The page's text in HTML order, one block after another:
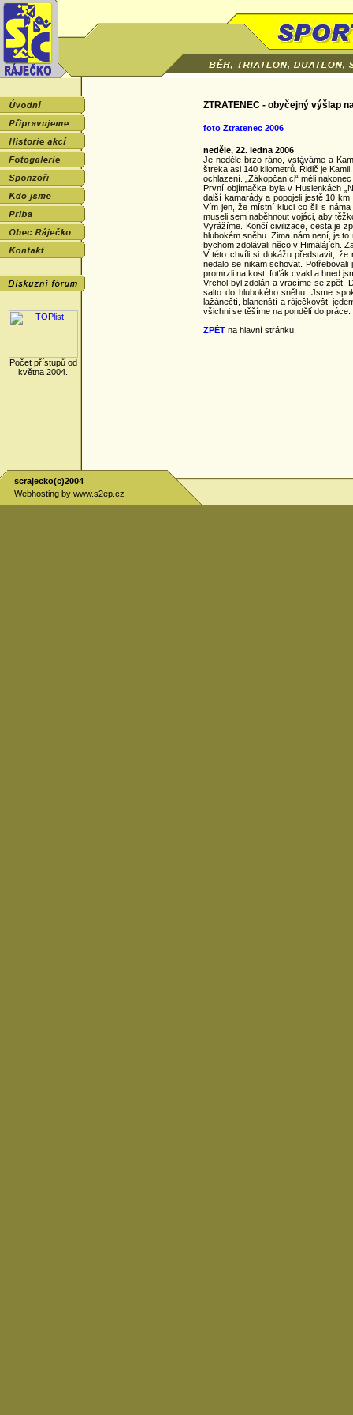
Počet přístupů od
května 2004.
ZTRATENEC - obyčejný výšlap
foto Ztratenec 2006
neděle, 22. ledna 2006
Je neděle brzo ráno, vstáváme a
štreka asi 140 kilometrů. Řidič je
ochlazení. „Zákopčaníci“ měli
První objímačka byla v Huslenkách
další kamarády a popojeli jestě 10
Vím jen, že místní kluci co šli s
museli sem naběhnout vojáci, aby
Vyrážíme. Končí civilizace, cesta je
hlubokém sněhu. Zima nám není, je
bychom zdolávali něco v Himalájích.
V této chvíli si dokážu představit, že
nedalo se nikam schovat.
promrzli na kost, foťák cvakl a hned
Vrchol byl zdolán a vracíme se zpět.
salto do hlubokého sněhu. Jsme
lažánečtí, blanenští a ráječkovští
všichni se těšíme na pondělí do práce.
ZPĚT na hlavní stránku.
scrajecko(c)2004
Webhosting by www.s2ep.cz